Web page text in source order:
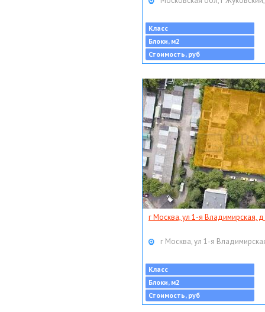
Класс
Блоки, м2
Стоимость, руб
г Москва, ул 1-я Владимирская, д
г Москва, ул 1-я
Класс
Блоки, м2
Стоимость, руб